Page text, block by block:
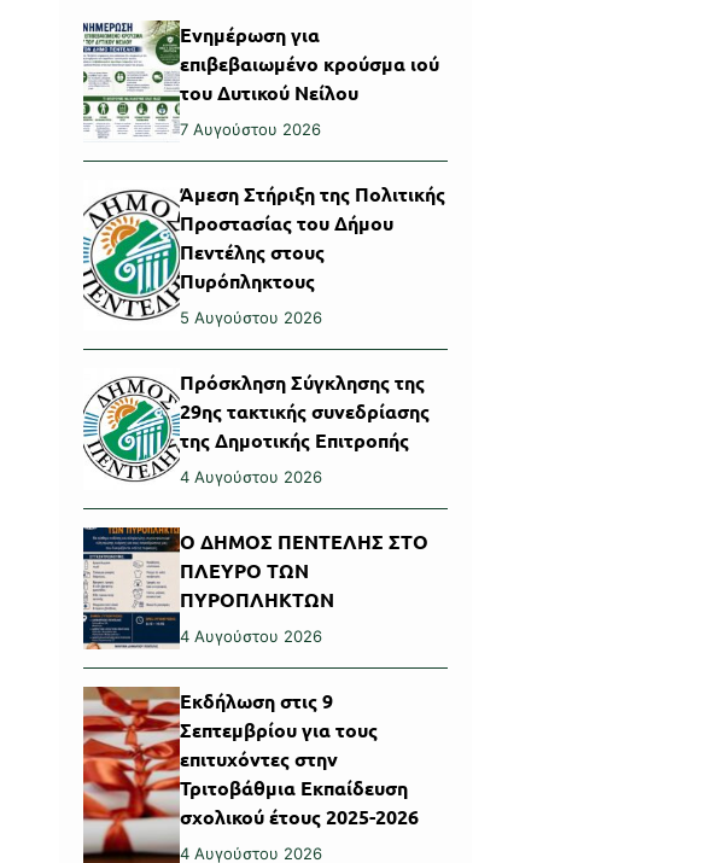
Ενημέρωση για
επιβεβαιωμένο κρούσμα ιού
του Δυτικού Νείλου
7 Αυγούστου 2026
Άμεση Στήριξη της Πολιτικής
Προστασίας του Δήμου
Πεντέλης στους
Πυρόπληκτους
5 Αυγούστου 2026
Πρόσκληση Σύγκλησης της
29ης τακτικής συνεδρίασης
της Δημοτικής Επιτροπής
4 Αυγούστου 2026
Ο ΔΗΜΟΣ ΠΕΝΤΕΛΗΣ ΣΤΟ
ΠΛΕΥΡΟ ΤΩΝ
ΠΥΡΟΠΛΗΚΤΩΝ
4 Αυγούστου 2026
Εκδήλωση στις 9
Σεπτεμβρίου για τους
επιτυχόντες στην
Τριτοβάθμια Εκπαίδευση
σχολικού έτους 2025-2026
4 Αυγούστου 2026